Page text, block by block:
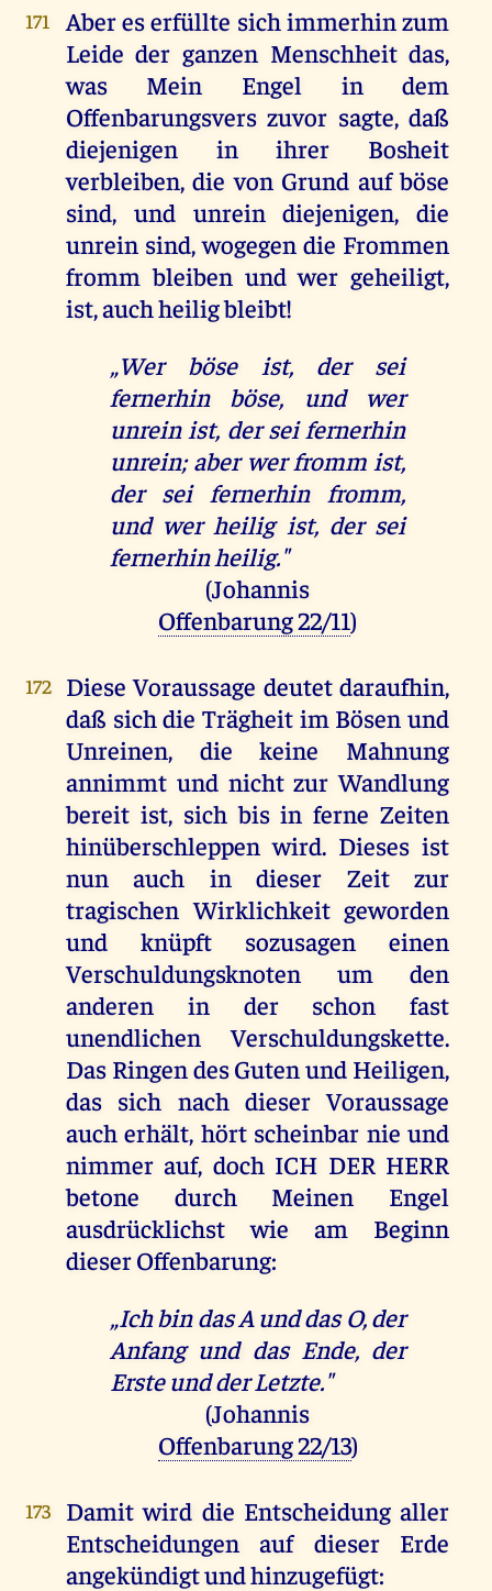
171
Aber es erfüllte sich immerhin zum
Leide der ganzen Menschheit das,
was Mein Engel in dem
Offenbarungsvers zuvor sagte, daß
diejenigen in ihrer Bosheit
verbleiben, die von Grund auf böse
sind, und unrein diejenigen, die
unrein sind, wogegen die Frommen
fromm bleiben und wer geheiligt,
ist, auch heilig bleibt!
„Wer böse ist, der sei
fernerhin böse, und wer
unrein ist, der sei fernerhin
unrein; aber wer fromm ist,
der sei fernerhin fromm,
und wer heilig ist, der sei
fernerhin heilig."
(Johannis
Offenbarung 22/11)
172
Diese Voraussage deutet daraufhin,
daß sich die Trägheit im Bösen und
Unreinen, die keine Mahnung
annimmt und nicht zur Wandlung
bereit ist, sich bis in ferne Zeiten
hinüberschleppen wird. Dieses ist
nun auch in dieser Zeit zur
tragischen Wirklichkeit geworden
und knüpft sozusagen einen
Verschuldungsknoten um den
anderen in der schon fast
unendlichen Verschuldungskette.
Das Ringen des Guten und Heiligen,
das sich nach dieser Voraussage
auch erhält, hört scheinbar nie und
nimmer auf, doch ICH DER HERR
betone durch Meinen Engel
ausdrücklichst wie am Beginn
dieser Offenbarung:
„Ich bin das A und das O, der
Anfang und das Ende, der
Erste und der Letzte."
(Johannis
Offenbarung 22/13)
173
Damit wird die Entscheidung aller
Entscheidungen auf dieser Erde
angekündigt und hinzugefügt: